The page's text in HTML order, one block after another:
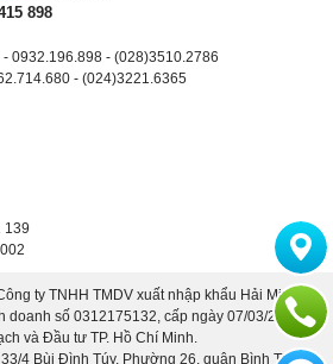
898
- 0932.196.898 - (028)3510.2786
- (024)3221.6365
139
ty TNHH TMDV xuất nhập khẩu Hải Minh.
doanh số 0312175132, cấp ngày 07/03/2013 bởi
và Đầu tư TP. Hồ Chí Minh.
4 Bùi Đình Túy, Phường 26, quận Bình Thạnh,